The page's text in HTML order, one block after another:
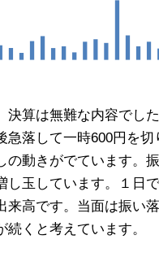
決算は無難な内容でし
急落して一時600円を
の動きがでています。
し玉しています。１日
来高です。当面は振い
続くと考えています。